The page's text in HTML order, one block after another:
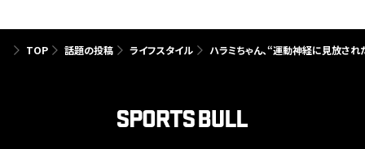
TOP 話題の投稿 ライフスタイル ハラミちゃん、“運動神経に見放され